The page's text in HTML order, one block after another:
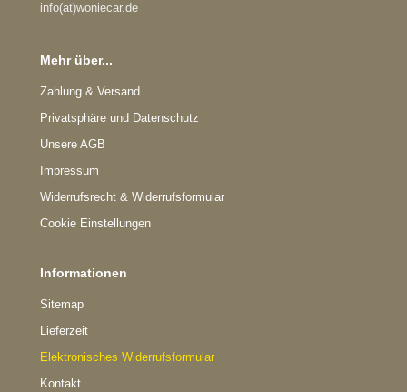
info(at)woniecar.de
Mehr über...
Zahlung & Versand
Privatsphäre und Datenschutz
Unsere AGB
Impressum
Widerrufsrecht & Widerrufsformular
Cookie Einstellungen
Informationen
Sitemap
Lieferzeit
Elektronisches Widerrufsformular
Kontakt